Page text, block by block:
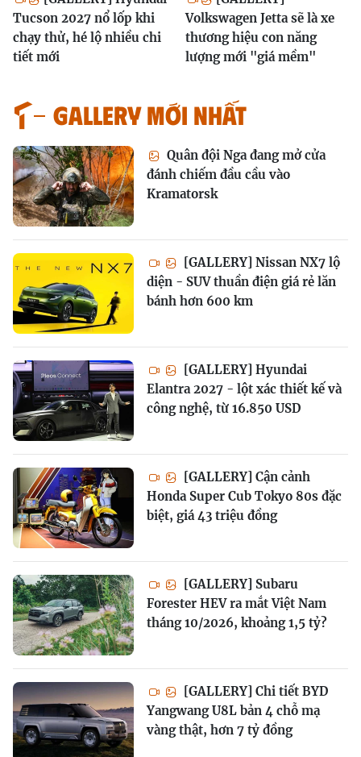
Tucson 2027 nổ lốp khi
chạy thử, hé lộ nhiều chi
tiết mới
Volkswagen Jetta sẽ là xe
thương hiệu con năng
lượng mới "giá mềm"
GALLERY MỚI NHẤT
Quân đội Nga đang mở cửa
đánh chiếm đầu cầu vào
Kramatorsk
[GALLERY] Nissan NX7 lộ
diện - SUV thuần điện giá rẻ lăn
bánh hơn 600 km
[GALLERY] Hyundai
Elantra 2027 - lột xác thiết kế và
công nghệ, từ 16.850 USD
[GALLERY] Cận cảnh
Honda Super Cub Tokyo 80s đặc
biệt, giá 43 triệu đồng
[GALLERY] Subaru
Forester HEV ra mắt Việt Nam
tháng 10/2026, khoảng 1,5 tỷ?
[GALLERY] Chi tiết BYD
Yangwang U8L bản 4 chỗ mạ
vàng thật, hơn 7 tỷ đồng